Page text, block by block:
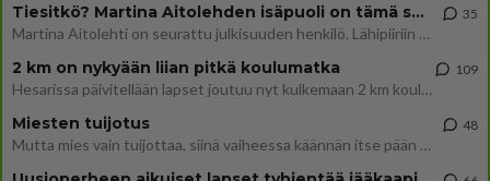
Tiesitkö? Martina Aitolehden isäpuoli on tämä suosittu laulaja
Martina Aitolehti on seurattu julkisuuden henkilö. Lähipiiriin mahtuu muitakin tunnettuja henkilöitä. Tiesitkö, että Ma
35
2 km on nykyään liian pitkä koulumatka
Hesarissa päivitellään lapset joutuu nyt kulkemaan 2 km kouluun jösses. Ruostefillarilla tuo matka menee vaikka miten äk
109
Miesten tuijotus
Mutta mies vain tuijottaa, siinä vaiheessa käännän itse pään pois. Mikä juttu? Yleensä jos joku tuijottaa tai katsoo, hä
48